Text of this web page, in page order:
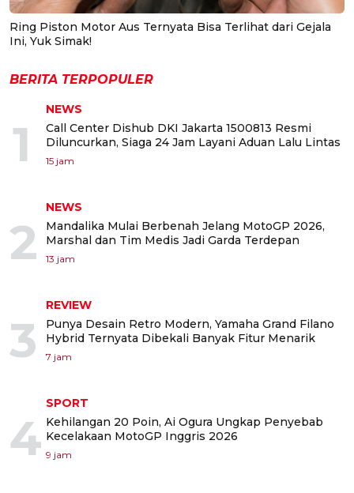
Ring Piston Motor Aus Ternyata Bisa Terlihat dari Gejala
Ini, Yuk Simak!
BERITA TERPOPULER
1
NEWS
Call Center Dishub DKI Jakarta 1500813 Resmi
Diluncurkan, Siaga 24 Jam Layani Aduan Lalu Lintas
15 jam
2
NEWS
Mandalika Mulai Berbenah Jelang MotoGP 2026,
Marshal dan Tim Medis Jadi Garda Terdepan
13 jam
3
REVIEW
Punya Desain Retro Modern, Yamaha Grand Filano
Hybrid Ternyata Dibekali Banyak Fitur Menarik
7 jam
4
SPORT
Kehilangan 20 Poin, Ai Ogura Ungkap Penyebab
Kecelakaan MotoGP Inggris 2026
9 jam